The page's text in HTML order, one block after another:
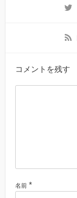
コメントを残す
名前 *